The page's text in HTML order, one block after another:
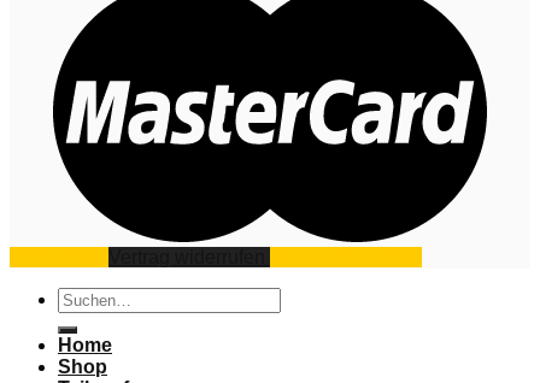
Suchen
nach:
Home
Shop